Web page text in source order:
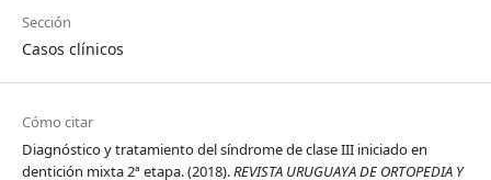
Sección
Casos clínicos
Cómo citar
Diagnóstico y tratamiento del síndrome de clase III iniciado en
dentición mixta 2ª etapa. (2018).REVISTA URUGUAYA DE ORTOPEDIA Y